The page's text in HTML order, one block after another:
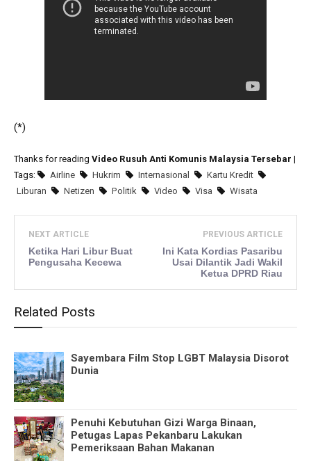
(*)
Thanks for reading Video Rusuh Anti Komunis Malaysia Tersebar |
Tags:
Airline Hukrim Internasional
Kartu Kredit
Liburan
Netizen Politik Video Visa Wisata
NEXT ARTICLE
Ketika Hari Libur Buat
Pengusaha Kecewa
PREVIOUS ARTICLE
Ini Kata Kordias Pasaribu
Usai Dilantik Jadi Wakil
Ketua DPRD Riau
Related Posts
Sayembara Film Stop LGBT Malaysia Disorot
Dunia
Penuhi Kebutuhan Gizi Warga Binaan,
Petugas Lapas Pekanbaru Lakukan
Pemeriksaan Bahan Makanan